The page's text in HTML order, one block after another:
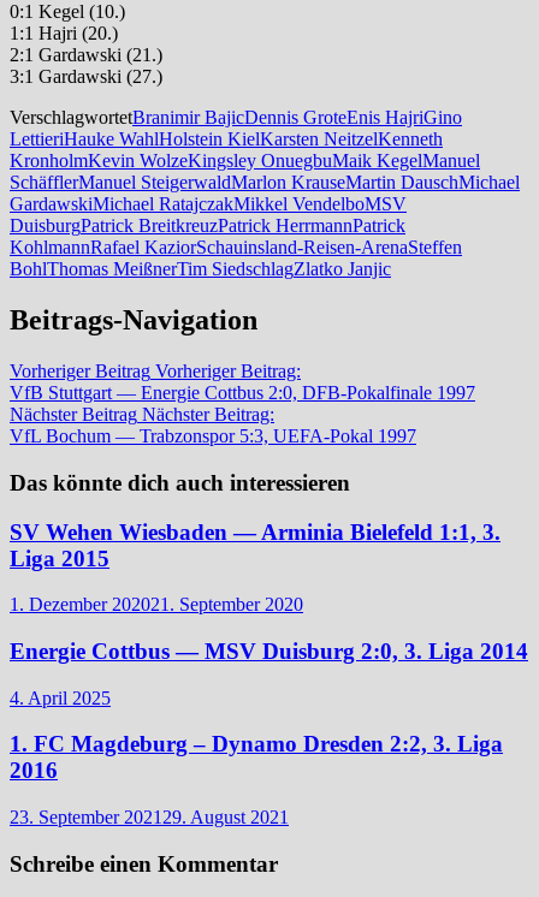
0:1 Kegel (10.)
1:1 Hajri (20.)
2:1 Gardawski (21.)
3:1 Gardawski (27.)
VerschlagwortetBranimir BajicDennis GroteEnis HajriGino
LettieriHauke WahlHolstein KielKarsten NeitzelKenneth
KronholmKevin WolzeKingsley OnuegbuMaik KegelManuel
SchäfflerManuel SteigerwaldMarlon KrauseMartin DauschMichael
GardawskiMichael RatajczakMikkel VendelboMSV
DuisburgPatrick BreitkreuzPatrick HerrmannPatrick
KohlmannRafael KaziorSchauinsland-Reisen-ArenaSteffen
BohlThomas MeißnerTim SiedschlagZlatko Janjic
Beitrags-Navigation
Vorheriger Beitrag Vorheriger Beitrag:
VfB Stuttgart — Energie Cottbus 2:0, DFB-Pokalfinale 1997
Nächster Beitrag Nächster Beitrag:
VfL Bochum — Trabzonspor 5:3, UEFA-Pokal 1997
Das könnte dich auch interessieren
SV Wehen Wiesbaden — Arminia Bielefeld 1:1, 3.
Liga 2015
1. Dezember 202021. September 2020
Energie Cottbus — MSV Duisburg 2:0, 3. Liga 2014
4. April 2025
1. FC Magdeburg – Dynamo Dresden 2:2, 3. Liga
2016
23. September 2021 29. August 2021
Schreibe einen Kommentar